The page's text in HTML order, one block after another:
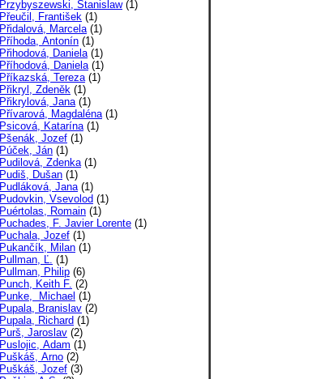
Przybyszewski, Stanislaw(1)
Přeučil, František (1)
Přidalová, Marcela(1)
Příhoda, Antonín (1)
Přihodová, Daniela(1)
Příhodová, Daniela(1)
Příkazská, Tereza(1)
Přikryl, Zdeněk (1)
Přikrylová, Jana(1)
Přívarová, Magdaléna(1)
Psicová, Katarína(1)
Pšenák, Jozef (1)
Púček, Ján (1)
Pudilová, Zdenka(1)
Pudiš, Dušan (1)
Pudláková, Jana(1)
Pudovkin, Vsevolod (1)
Puértolas, Romain (1)
Puchades, F. Javier Lorente (1)
Puchala, Jozef (1)
Pukančík, Milan (1)
Pullman, Ľ. (1)
Pullman, Philip (6)
Punch, Keith F. (2)
Punke, Michael (1)
Pupala, Branislav (2)
Pupala, Richard (1)
Purš, Jaroslav (2)
Puslojic, Adam (1)
Puškáš, Arno (2)
Puškáš, Jozef (3)